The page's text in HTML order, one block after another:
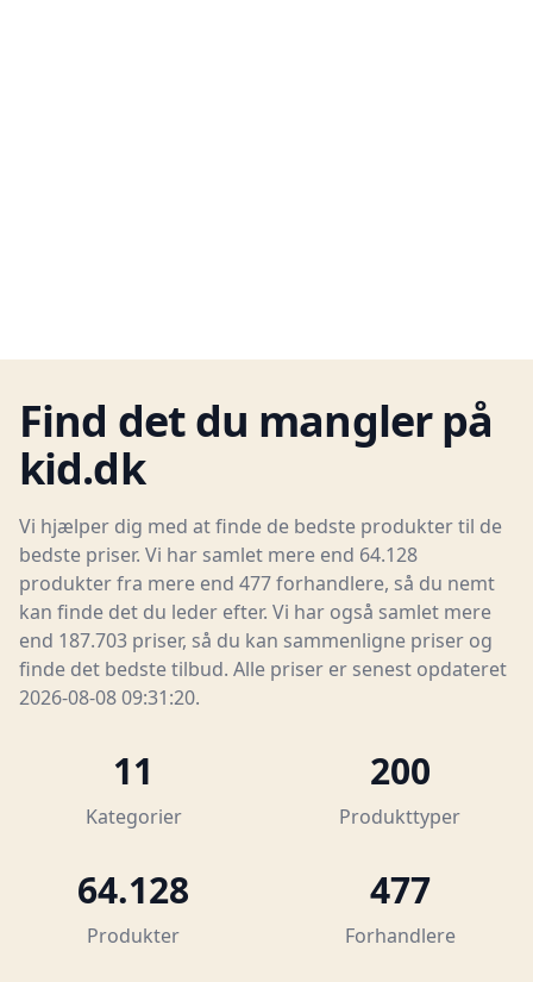
Find det du mangler på
kid.dk
Vi hjælper dig med at finde de bedste produkter til de
bedste priser. Vi har samlet mere end 64.128
produkter fra mere end 477 forhandlere, så du nemt
kan finde det du leder efter. Vi har også samlet mere
end 187.703 priser, så du kan sammenligne priser og
finde det bedste tilbud. Alle priser er senest opdateret
2026-08-08 09:31:20.
11
Kategorier
200
Produkttyper
64.128
Produkter
477
Forhandlere